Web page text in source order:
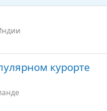
курорте